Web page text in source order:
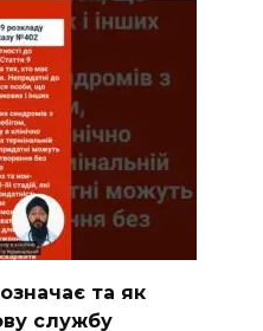
та як
службу